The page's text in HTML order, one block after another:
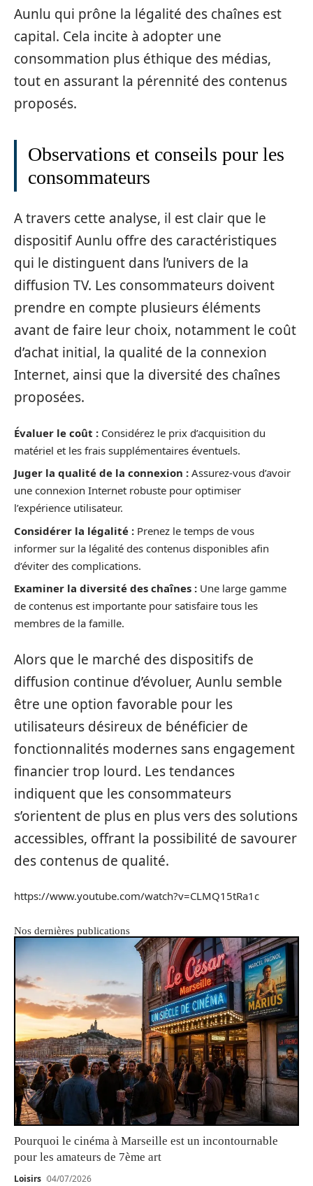
Aunlu qui prône la légalité des chaînes est
capital. Cela incite à adopter une
consommation plus éthique des médias,
tout en assurant la pérennité des contenus
proposés.
Observations et conseils pour les
consommateurs
A travers cette analyse, il est clair que le
dispositif Aunlu offre des caractéristiques
qui le distinguent dans l’univers de la
diffusion TV. Les consommateurs doivent
prendre en compte plusieurs éléments
avant de faire leur choix, notamment le coût
d’achat initial, la qualité de la connexion
Internet, ainsi que la diversité des chaînes
proposées.
Évaluer le coût : Considérez le prix d’acquisition du
matériel et les frais supplémentaires éventuels.
Juger la qualité de la connexion : Assurez-vous d’avoir
une connexion Internet robuste pour optimiser
l’expérience utilisateur.
Considérer la légalité : Prenez le temps de vous
informer sur la légalité des contenus disponibles afin
d’éviter des complications.
Examiner la diversité des chaînes : Une large gamme
de contenus est importante pour satisfaire tous les
membres de la famille.
Alors que le marché des dispositifs de
diffusion continue d’évoluer, Aunlu semble
être une option favorable pour les
utilisateurs désireux de bénéficier de
fonctionnalités modernes sans engagement
financier trop lourd. Les tendances
indiquent que les consommateurs
s’orientent de plus en plus vers des solutions
accessibles, offrant la possibilité de savourer
des contenus de qualité.
https://www.youtube.com/watch?v=CLMQ15tRa1c
Nos dernières publications
Pourquoi le cinéma à Marseille est un incontournable
pour les amateurs de 7ème art
Loisirs 04/07/2026